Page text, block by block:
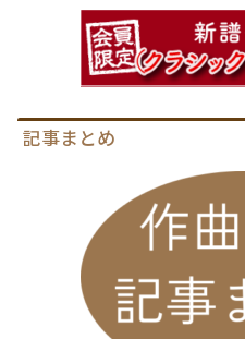
記事まとめ